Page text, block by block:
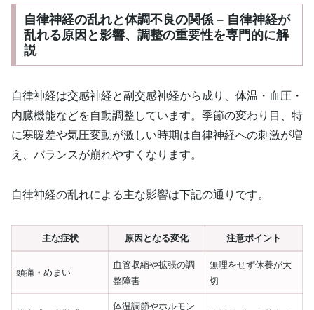
自律神経の乱れと体調不良の関係 – 自律神経が
乱れる原因と影響、調整の重要性を専門的に解
説
自律神経は交感神経と副交感神経から成り、体温・血圧・
内臓機能などを自動調整しています。季節の変わり目、特
に寒暖差や気圧変動が激しい時期は自律神経への刺激が増
え、バランスが崩れやすくなります。
自律神経の乱れによる主な影響は下記の通りです。
主な症状 原因となる変化 注意ポイント
頭痛・めまい
血管収縮や拡張の調
整障害
無理をせず休養が大
切
体温調節やホルモン